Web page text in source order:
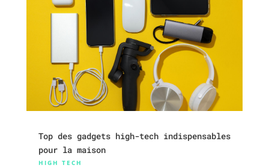
Top des gadgets high-tech indispensables
pour la maison
HIGH TECH